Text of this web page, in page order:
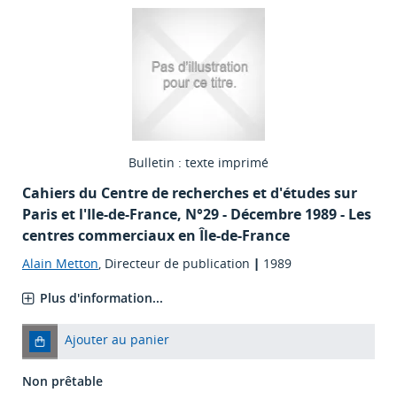
Bulletin : texte imprimé
Cahiers du Centre de recherches et d'études sur
Paris et l'Ile-de-France, N°29 - Décembre 1989 - Les
centres commerciaux en Île-de-France
Alain Metton, Directeur de publication | 1989
Plus d'information...
Ajouter au panier
Non prêtable